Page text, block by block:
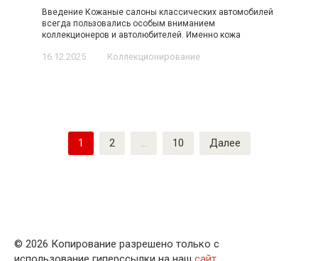
Введение Кожаные салоны классических автомобилей
всегда пользовались особым вниманием
коллекционеров и автолюбителей. Именно кожа
16.12.2025 Коллекционирование
1 2 … 10 Далее
© 2026 Копирование разрешено только с